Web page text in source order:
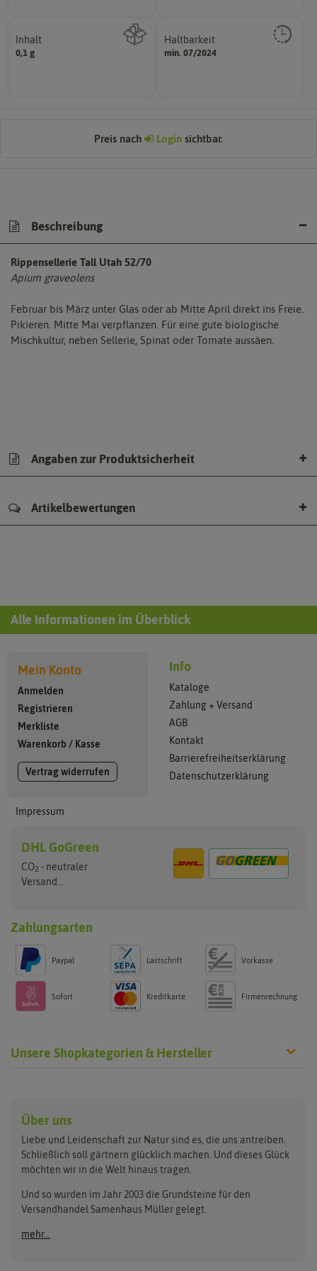
Inhalt
0,1 g
Haltbarkeit
min. 07/2024
und Pflanzgut sehr gut keimen
sollte.
Preis nach Login sichtbar.
Beschreibung
Rippensellerie Tall Utah 52/70
Apium graveolens
Februar bis März unter Glas oder ab Mitte April direkt ins Freie.
Pikieren. Mitte Mai verpflanzen. Für eine gute biologische
Mischkultur, neben Sellerie, Spinat oder Tomate aussäen.
Angaben zur Produktsicherheit
Artikelbewertungen
Alle Informationen im Überblick
Mein Konto
Anmelden
Registrieren
Merkliste
Warenkorb / Kasse
Vertrag widerrufen
Impressum
Info
Kataloge
Zahlung + Versand
AGB
Kontakt
Barrierefreiheitserklärung
Datenschutzerklärung
DHL GoGreen
CO2 - neutraler
Versand...
Zahlungsarten
Paypal Lastschrift Vorkasse
Sofort Kreditkarte Firmenrechnung
Unsere Shopkategorien & Hersteller
Anzuchtschalen
Erdbeertürme
Folien, Vliese und Netze
Gartengeräte
Nützlinge & Nisthilfen
Keimsprossen
Saatgut für Werbezwecke
Samen-Sets
Gemüsesamen
Benary
Buzzy Seeds
Clever Pots
Dürr-Samen
FLORTUS
Greenline
Grüne Oase
Über uns
Liebe und Leidenschaft zur Natur sind es, die uns antreiben.
Schließlich soll gärtnern glücklich machen. Und dieses Glück
möchten wir in die Welt hinaus tragen.
Und so wurden im Jahr 2003 die Grundsteine für den
Versandhandel Samenhaus Müller gelegt.
mehr...